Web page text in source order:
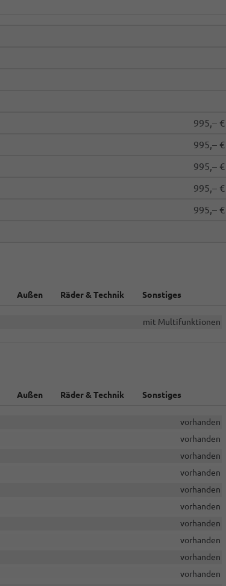
995,– €
995,– €
995,– €
995,– €
995,– €
Außen Räder & Technik Sonstiges
mit Multifunktionen
Außen Räder & Technik Sonstiges
vorhanden
vorhanden
vorhanden
vorhanden
vorhanden
vorhanden
vorhanden
vorhanden
vorhanden
vorhanden